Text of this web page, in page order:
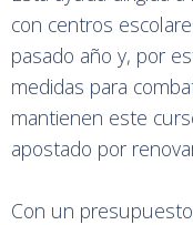
con centros
pasado año y, por
medidas para
mantienen este
apostado por
Con un